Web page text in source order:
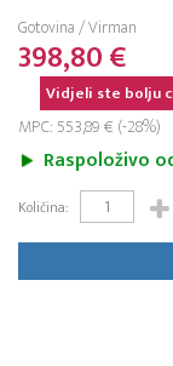
Gotovina / Virman
398,80 €
Vidjeli ste bolju
MPC: 553,89 € (-28%)
Raspoloživo
Količina: